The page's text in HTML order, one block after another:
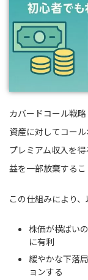
カバードコール戦
資産に対してコール
プレミアム収入を
益を一部放棄するこ
この仕組みにより、
株価が横ばい
に有利
緩やかな下落
ョンする